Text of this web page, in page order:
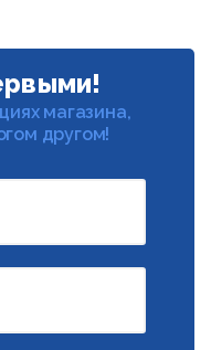
магазина,
другом!